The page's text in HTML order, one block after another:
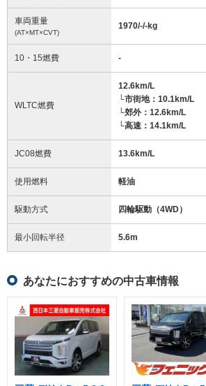
車両重量
(AT×MT×CVT)
1970/-/-kg
10・15燃費 -
WLTC燃費
12.6km/L
└市街地：10.1km/L
└郊外：12.6km/L
└高速：14.1km/L
JC08燃費 13.6km/L
使用燃料 軽油
駆動方式 四輪駆動（4WD）
最小回転半径 5.6m
あなたにおすすめの中古車情報